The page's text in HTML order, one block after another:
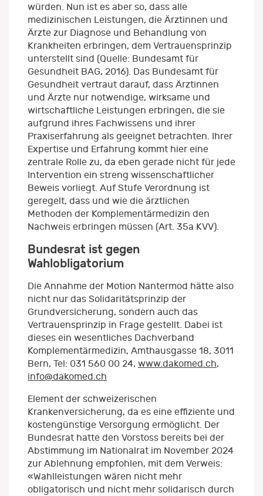
würden. Nun ist es aber so, dass alle
medizinischen Leistungen, die Ärztinnen und
Ärzte zur Diagnose und Behandlung von
Krankheiten erbringen, dem Vertrauensprinzip
unterstellt sind (Quelle: Bundesamt für
Gesundheit BAG, 2016). Das Bundesamt für
Gesundheit vertraut darauf, dass Ärztinnen
und Ärzte nur notwendige, wirksame und
wirtschaftliche Leistungen erbringen, die sie
aufgrund ihres Fachwissens und ihrer
Praxiserfahrung als geeignet betrachten. Ihrer
Expertise und Erfahrung kommt hier eine
zentrale Rolle zu, da eben gerade nicht für jede
Intervention ein streng wissenschaftlicher
Beweis vorliegt. Auf Stufe Verordnung ist
geregelt, dass und wie die ärztlichen
Methoden der Komplementärmedizin den
Nachweis erbringen müssen (Art. 35a KVV).
Bundesrat ist gegen
Wahlobligatorium
Die Annahme der Motion Nantermod hätte also
nicht nur das Solidaritätsprinzip der
Grundversicherung, sondern auch das
Vertrauensprinzip in Frage gestellt. Dabei ist
dieses ein wesentliches Dachverband
Komplementärmedizin, Amthausgasse 18, 3011
Bern, Tel: 031 560 00 24, www.dakomed.ch,
info@dakomed.ch
Element der schweizerischen
Krankenversicherung, da es eine effiziente und
kostengünstige Versorgung ermöglicht. Der
Bundesrat hatte den Vorstoss bereits bei der
Abstimmung im Nationalrat im November 2024
zur Ablehnung empfohlen, mit dem Verweis:
«Wahlleistungen wären nicht mehr
obligatorisch und nicht mehr solidarisch durch